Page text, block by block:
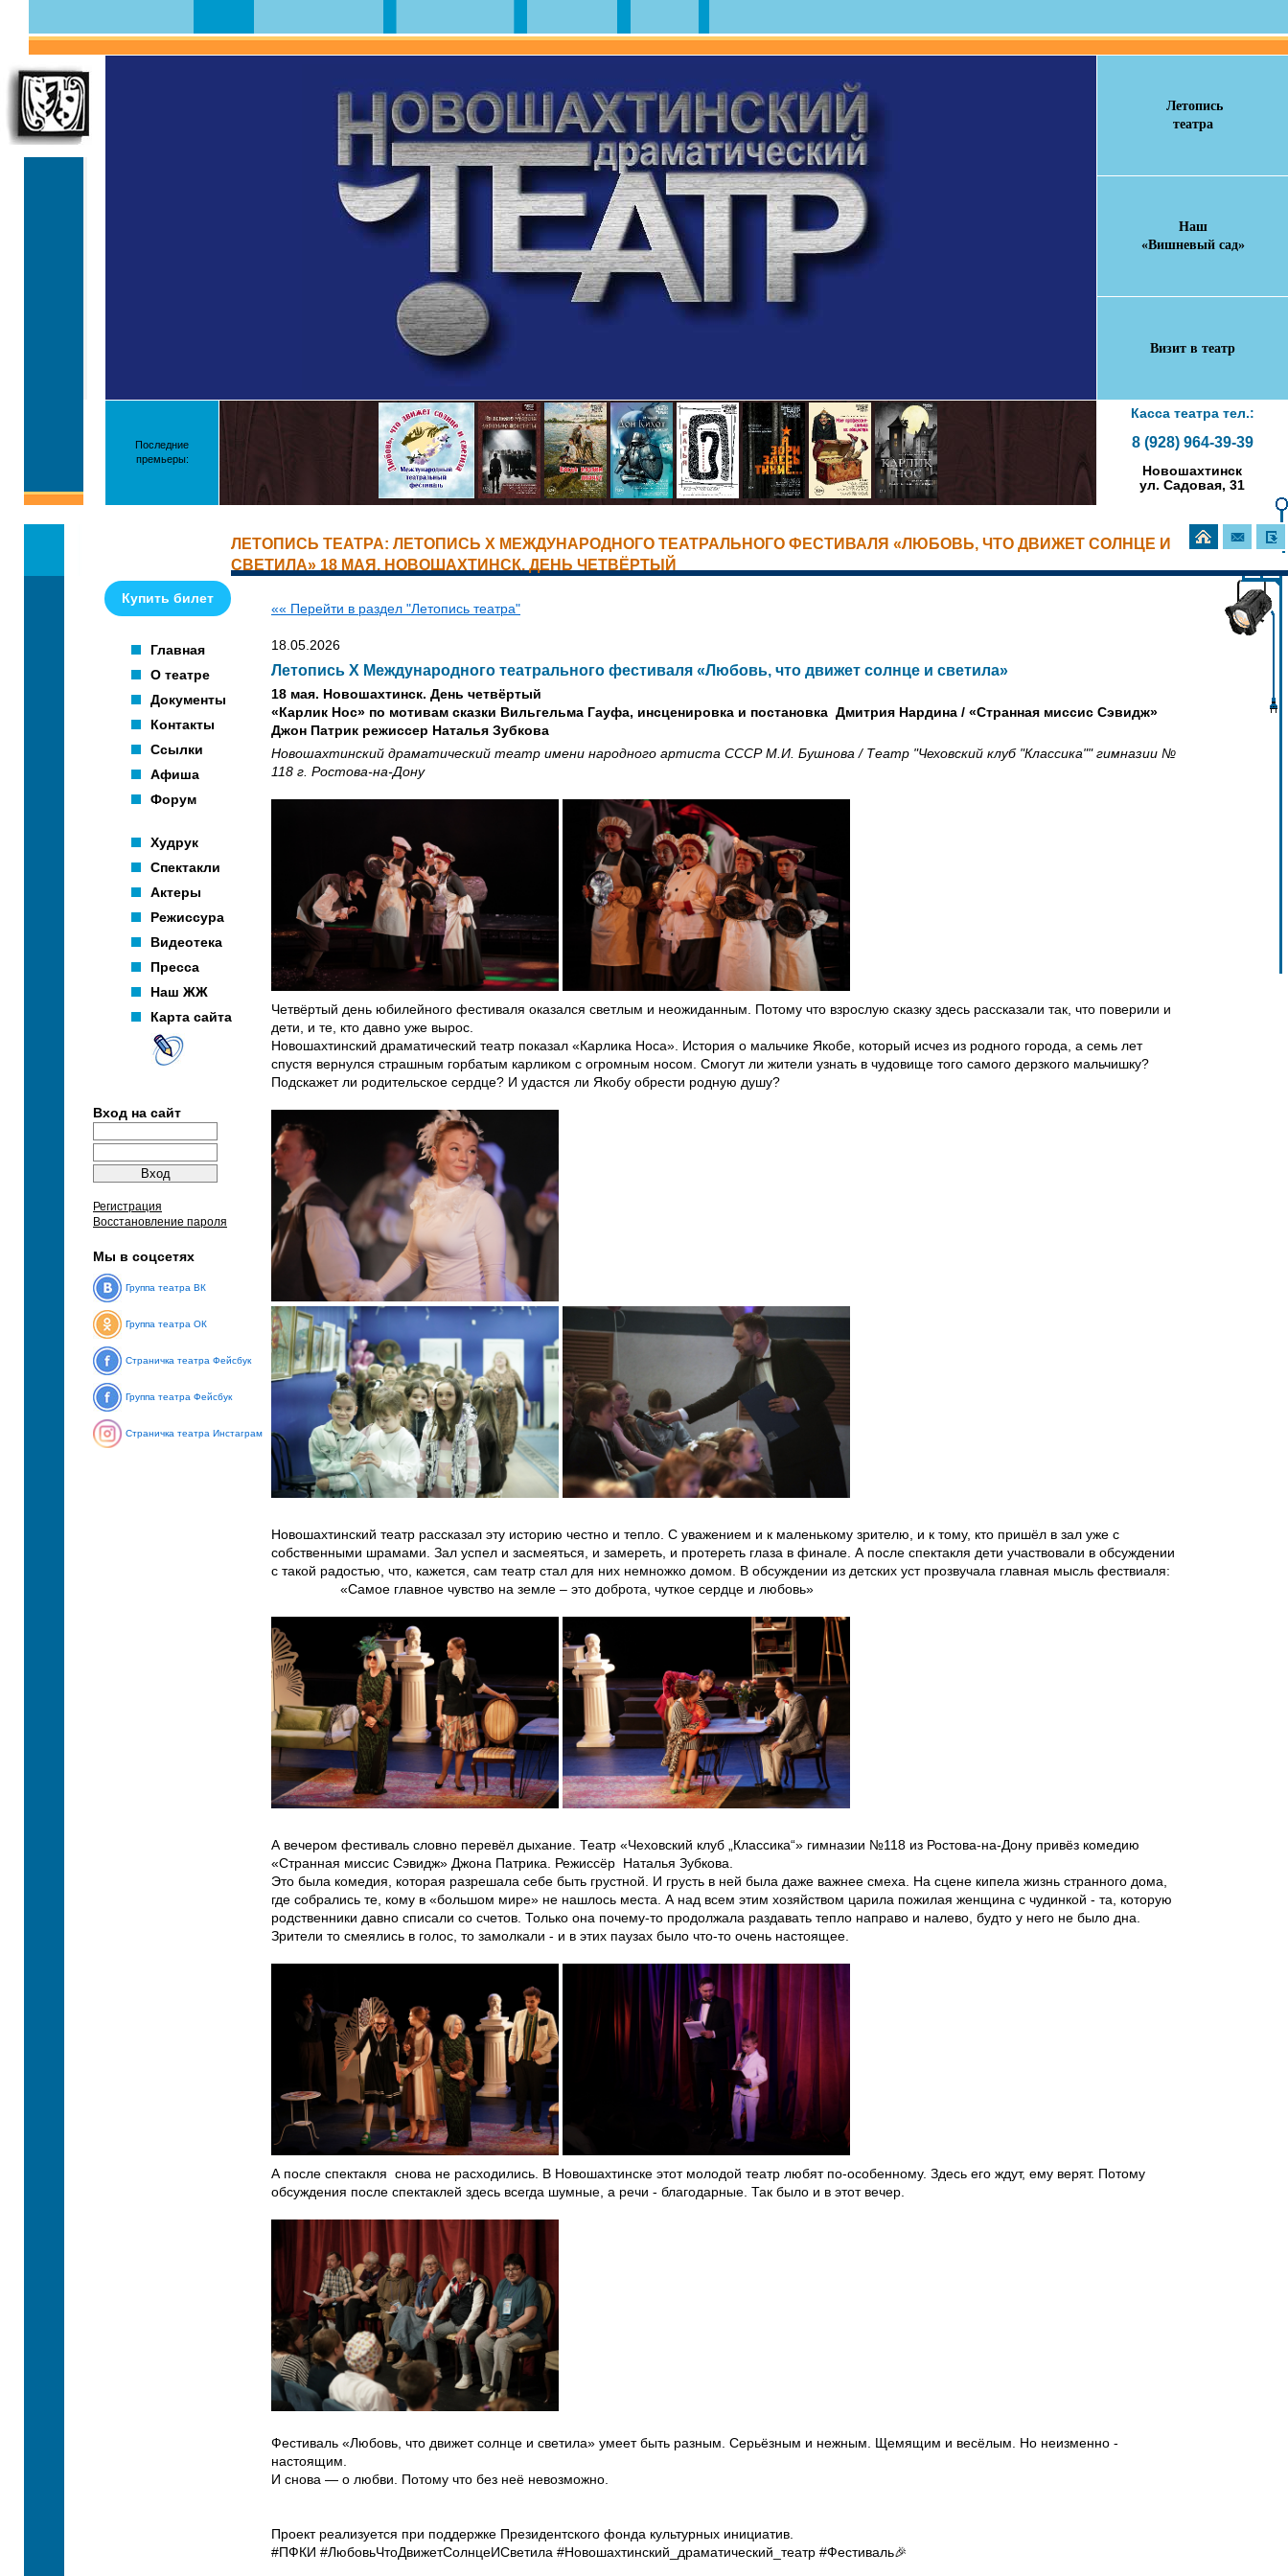
Летопись
театра
Наш
«Вишневый сад»
Визит в театр
Последние
премьеры:
Касса театра тел.:
8 (928) 964-39-39
Новошахтинск
ул. Садовая, 31
ЛЕТОПИСЬ ТЕАТРА: ЛЕТОПИСЬ X МЕЖДУНАРОДНОГО ТЕАТРАЛЬНОГО ФЕСТИВАЛЯ «ЛЮБОВЬ, ЧТО ДВИЖЕТ СОЛНЦЕ И
СВЕТИЛА» 18 МАЯ. НОВОШАХТИНСК. ДЕНЬ ЧЕТВЁРТЫЙ
Купить билет
Главная
О театре
Документы
Контакты
Ссылки
Афиша
Форум
Худрук
Спектакли
Актеры
Режиссура
Видеотека
Пресса
Наш ЖЖ
Карта сайта
Вход на сайт
Регистрация
Восстановление пароля
Мы в соцсетях
Группа театра ВК
Группа театра ОК
Страничка театра Фейсбук
Группа театра Фейсбук
Страничка театра Инстаграм
«« Перейти в раздел "Летопись театра"
18.05.2026
Летопись X Международного театрального фестиваля «Любовь, что движет солнце и светила»
18 мая. Новошахтинск. День четвёртый
«Карлик Нос» по мотивам сказки Вильгельма Гауфа, инсценировка и постановка Дмитрия Нардина / «Странная миссис Сэвидж»
Джон Патрик режиссер Наталья Зубкова
Новошахтинский драматический театр имени народного артиста СССР М.И. Бушнова / Театр "Чеховский клуб "Классика"" гимназии №
118 г. Ростова-на-Дону
Четвёртый день юбилейного фестиваля оказался светлым и неожиданным. Потому что взрослую сказку здесь рассказали так, что поверили и
дети, и те, кто давно уже вырос.
Новошахтинский драматический театр показал «Карлика Носа». История о мальчике Якобе, который исчез из родного города, а семь лет
спустя вернулся страшным горбатым карликом с огромным носом. Смогут ли жители узнать в чудовище того самого дерзкого мальчишку?
Подскажет ли родительское сердце? И удастся ли Якобу обрести родную душу?
Новошахтинский театр рассказал эту историю честно и тепло. С уважением и к маленькому зрителю, и к тому, кто пришёл в зал уже с
собственными шрамами. Зал успел и засмеяться, и замереть, и протереть глаза в финале. А после спектакля дети участвовали в обсуждении
с такой радостью, что, кажется, сам театр стал для них немножко домом. В обсуждении из детских уст прозвучала главная мысль фествиаля:
«Самое главное чувство на земле – это доброта, чуткое сердце и любовь»
А вечером фестиваль словно перевёл дыхание. Театр «Чеховский клуб „Классика“» гимназии №118 из Ростова-на-Дону привёз комедию
«Странная миссис Сэвидж» Джона Патрика. Режиссёр Наталья Зубкова.
Это была комедия, которая разрешала себе быть грустной. И грусть в ней была даже важнее смеха. На сцене кипела жизнь странного дома,
где собрались те, кому в «большом мире» не нашлось места. А над всем этим хозяйством царила пожилая женщина с чудинкой - та, которую
родственники давно списали со счетов. Только она почему-то продолжала раздавать тепло направо и налево, будто у него не было дна.
Зрители то смеялись в голос, то замолкали - и в этих паузах было что-то очень настоящее.
А после спектакля снова не расходились. В Новошахтинске этот молодой театр любят по-особенному. Здесь его ждут, ему верят. Потому
обсуждения после спектаклей здесь всегда шумные, а речи - благодарные. Так было и в этот вечер.
Фестиваль «Любовь, что движет солнце и светила» умеет быть разным. Серьёзным и нежным. Щемящим и весёлым. Но неизменно -
настоящим.
И снова — о любви. Потому что без неё невозможно.
Проект реализуется при поддержке Президентского фонда культурных инициатив.
#ПФКИ #ЛюбовьЧтоДвижетСолнцеИСветила #Новошахтинский_драматический_театр #Фестиваль🎉